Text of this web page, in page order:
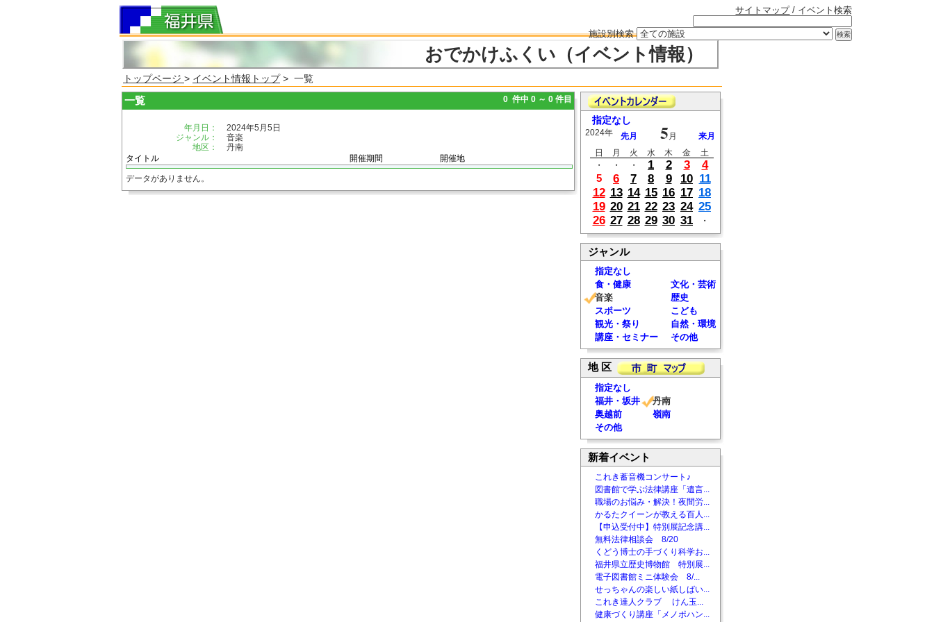
サイトマップ/ イベント検索
施設別検索
おでかけふくい（イベント情報）
トップページ > イベント情報トップ> 一覧
一覧 0 件中 0 ～ 0 件目
年月日：
2024年5月5日
ジャンル：
音楽
地区：
丹南
タイトル
開催期間 開催地
データがありません。
指定なし
2024年 先月 5 月
来月
日
月 火 水 木 金
土
・
・ ・ 1 2 3 4
5 6 7 8 9 10 11
12 13 14 15 16 17 18
19 20 21 22 23 24 25
26 27 28 29 30 31 ・
ジャンル
指定なし
食・健康
文化・芸術
音楽
歴史
スポーツ
こども
観光・祭り
自然・環境
講座・セミナー
その他
地 区
指定なし
福井・坂井
丹南
奥越前
嶺南
その他
新着イベント
これき蓄音機コンサート♪
図書館で学ぶ法律講座「遺言...
職場のお悩み・解決！夜間労...
かるたクイーンが教える百人...
【申込受付中】特別展記念講...
無料法律相談会 8/20
くどう博士の手づくり科学お...
福井県立歴史博物館 特別展...
電子図書館ミニ体験会 8/...
せっちゃんの楽しい紙しばい...
これき達人クラブ けん玉...
健康づくり講座「メノポハン...